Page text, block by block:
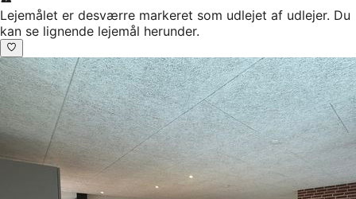
Lejemålet er desværre markeret som udlejet af udlejer. Du
kan se lignende lejemål herunder.